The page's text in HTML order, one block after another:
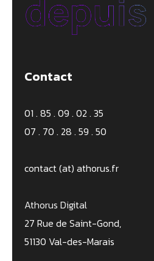
Contact
01 . 85 . 09 . 02 . 35
07 . 70 . 28 . 59 . 50
contact (at) athorus.fr
Athorus Digital
27 Rue de Saint-Gond,
51130 Val-des-Marais